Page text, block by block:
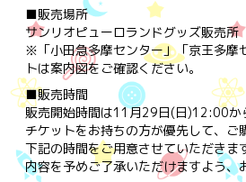
■販売場所
サンリオピューロランドグッズ販売所
※「小田急多摩センター」「京王多摩
トは案内図をご確認ください。
■販売時間
販売開始時間は11月29日(日)12:00か
チケットをお持ちの方が優先して、ご
下記の時間をご用意させていただきま
内容を予めご了承いただけますよう、